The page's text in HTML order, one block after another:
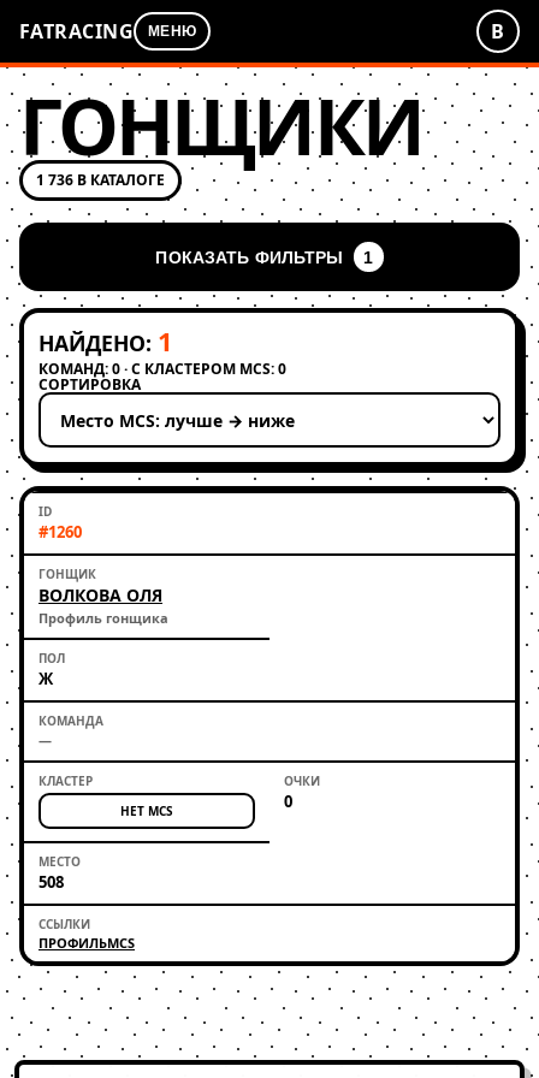
FATRACING МЕНЮ В
ГОНЩИКИ
1 736 В КАТАЛОГЕ
ПОКАЗАТЬ ФИЛЬТРЫ 1
НАЙДЕНО: 1
КОМАНД: 0 · С КЛАСТЕРОМ MCS: 0
СОРТИРОВКА
Применить сортировку
#1260
ВОЛКОВА ОЛЯ
Профиль гонщика
Ж
—
НЕТ MCS 0
508
ПРОФИЛЬMCS